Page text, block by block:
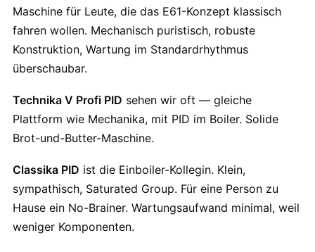
Maschine für Leute, die das E61-Konzept klassisch
fahren wollen. Mechanisch puristisch, robuste
Konstruktion, Wartung im Standardrhythmus
überschaubar.
Technika V Profi PID sehen wir oft — gleiche
Plattform wie Mechanika, mit PID im Boiler. Solide
Brot-und-Butter-Maschine.
Classika PID ist die Einboiler-Kollegin. Klein,
sympathisch, Saturated Group. Für eine Person zu
Hause ein No-Brainer. Wartungsaufwand minimal, weil
weniger Komponenten.